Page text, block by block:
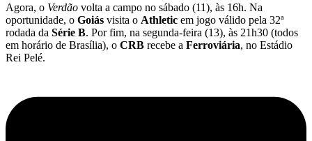
Agora, o Verdão volta a campo no sábado (11), às 16h. Na
oportunidade, o Goiás visita o Athletic em jogo válido pela 32ª
rodada da Série B. Por fim, na segunda-feira (13), às 21h30 (todos
em horário de Brasília), o CRB recebe a Ferroviária, no Estádio
Rei Pelé.